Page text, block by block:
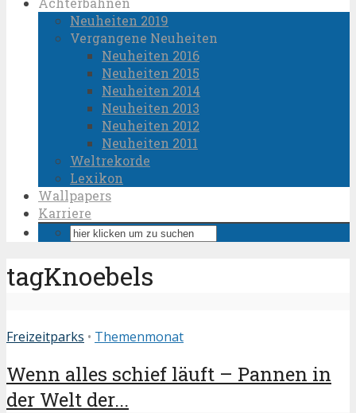
Neuheiten 2019
Vergangene Neuheiten
Neuheiten 2016
Neuheiten 2015
Neuheiten 2014
Neuheiten 2013
Neuheiten 2012
Neuheiten 2011
Weltrekorde
Lexikon
Wallpapers
Karriere
tagKnoebels
Freizeitparks • Themenmonat
Wenn alles schief läuft – Pannen in
der Welt der...